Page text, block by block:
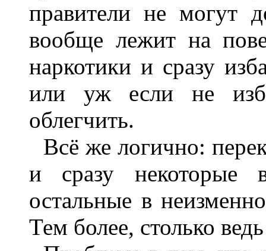
правители не могут
вообще лежит на
наркотики и сразу
или уж если не
облегчить.
Всё же логично:
и сразу некоторые
остальные в
Тем более, столько